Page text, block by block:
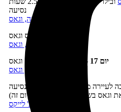
נסיעה
לינה, וגאס
בילוי בלאס וגאס
לינה, וגאס
יום 17 –
יום בילוי נוסף בלאס וגאס
לינה, וגאס
ממות' לייקס, 5 שעות נסיעה
לינה, ממות' לייקס